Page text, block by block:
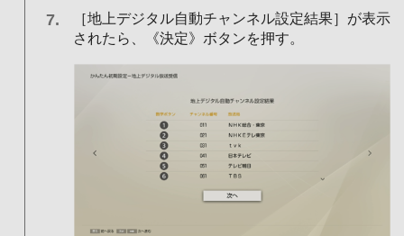
［地上デジタル自動チャンネル設定結果］が表示
されたら、《決定》ボタンを押す。